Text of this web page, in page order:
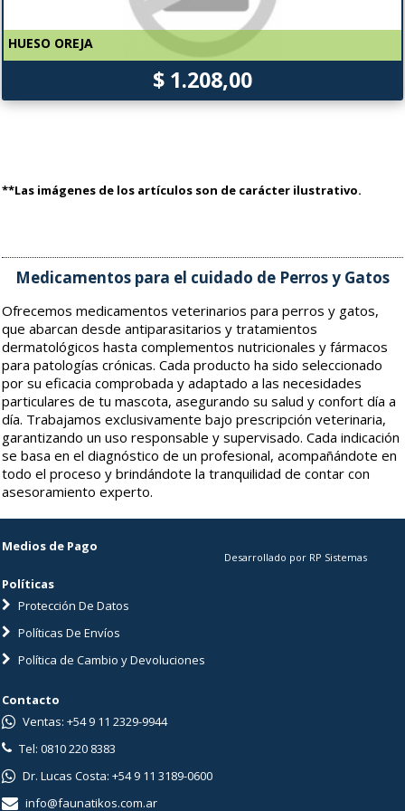
HUESO OREJA
$ 1.208,00
**Las imágenes de los artículos son de carácter ilustrativo.
Medicamentos para el cuidado de Perros y Gatos
Ofrecemos medicamentos veterinarios para perros y gatos,
que abarcan desde antiparasitarios y tratamientos
dermatológicos hasta complementos nutricionales y fármacos
para patologías crónicas. Cada producto ha sido seleccionado
por su eficacia comprobada y adaptado a las necesidades
particulares de tu mascota, asegurando su salud y confort día a
día. Trabajamos exclusivamente bajo prescripción veterinaria,
garantizando un uso responsable y supervisado. Cada indicación
se basa en el diagnóstico de un profesional, acompañándote en
todo el proceso y brindándote la tranquilidad de contar con
asesoramiento experto.
Medios de Pago
Políticas
Protección De Datos
Políticas De Envíos
Política de Cambio y Devoluciones
Desarrollado por RP Sistemas
Contacto
Ventas: +54 9 11 2329-9944
Tel: 0810 220 8383
Dr. Lucas Costa: +54 9 11 3189-0600
info@faunatikos.com.ar